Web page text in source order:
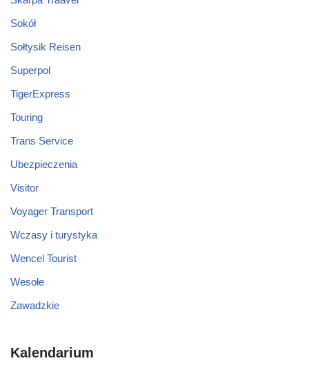
Sokół
Sołtysik Reisen
Superpol
TigerExpress
Touring
Trans Service
Ubezpieczenia
Visitor
Voyager Transport
Wczasy i turystyka
Wencel Tourist
Wesołe
Zawadzkie
Kalendarium